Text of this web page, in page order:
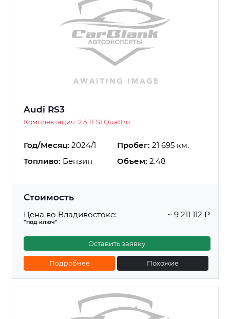
Audi RS3
Комплектация: 2.5 TFSI Quattro
Год/Месяц: 2024/1 Пробег: 21 695 км.
Топливо: Бензин Объем: 2.48
Стоимость
Цена во Владивостоке:
"под ключ"
~ 9 211 112 ₽
Оставить заявку
Подробнее Похожие